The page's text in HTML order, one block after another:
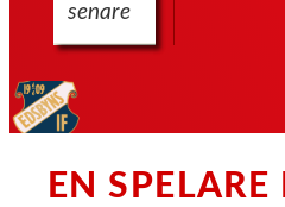
senare
EN